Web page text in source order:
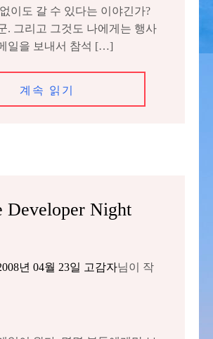
이도 갈 수 있다는 이야긴가?
. 그리고 그것도 나에게는 행사
일을 보내서 참석 […]
계속 읽기
Developer Night
년 04월 23일 고감자님이 작